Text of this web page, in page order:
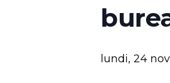
lundi, 24